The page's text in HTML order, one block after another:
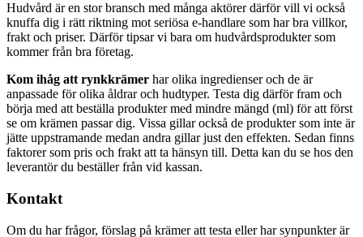
Hudvård är en stor bransch med många aktörer därför vill vi också
knuffa dig i rätt riktning mot seriösa e-handlare som har bra villkor,
frakt och priser. Därför tipsar vi bara om hudvårdsprodukter som
kommer från bra företag.
Kom ihåg att rynkkrämer har olika ingredienser och de är
anpassade för olika åldrar och hudtyper. Testa dig därför fram och
börja med att beställa produkter med mindre mängd (ml) för att först
se om krämen passar dig. Vissa gillar också de produkter som inte är
jätte uppstramande medan andra gillar just den effekten. Sedan finns
faktorer som pris och frakt att ta hänsyn till. Detta kan du se hos den
leverantör du beställer från vid kassan.
Kontakt
Om du har frågor, förslag på krämer att testa eller har synpunkter är